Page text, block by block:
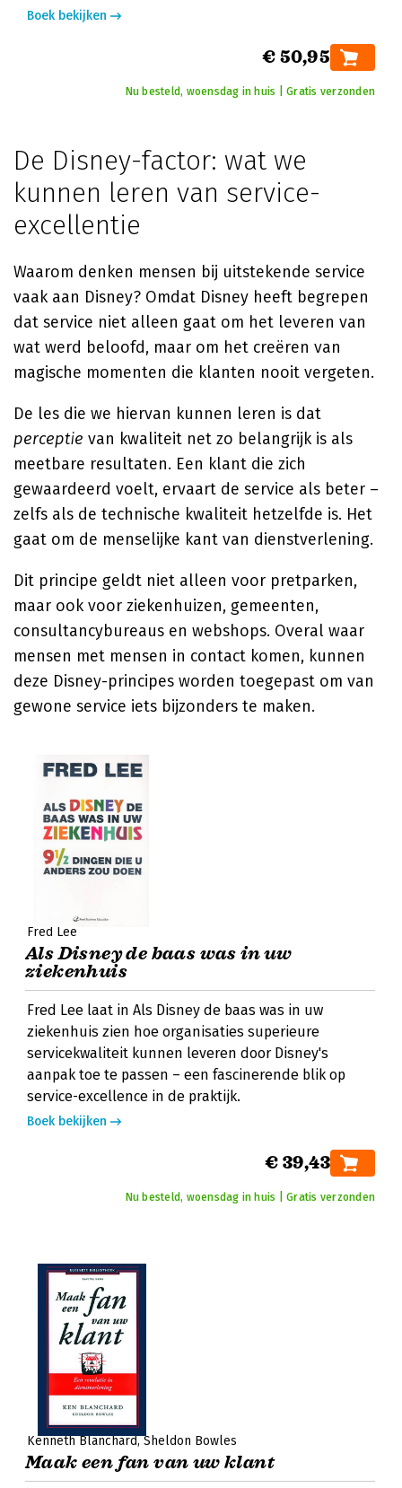
Boek bekijken
€ 50,95
Nu besteld, woensdag in huis | Gratis verzonden
De Disney-factor: wat we
kunnen leren van service-
excellentie
Waarom denken mensen bij uitstekende service
vaak aan Disney? Omdat Disney heeft begrepen
dat service niet alleen gaat om het leveren van
wat werd beloofd, maar om het creëren van
magische momenten die klanten nooit vergeten.
De les die we hiervan kunnen leren is dat
perceptie van kwaliteit net zo belangrijk is als
meetbare resultaten. Een klant die zich
gewaardeerd voelt, ervaart de service als beter –
zelfs als de technische kwaliteit hetzelfde is. Het
gaat om de menselijke kant van dienstverlening.
Dit principe geldt niet alleen voor pretparken,
maar ook voor ziekenhuizen, gemeenten,
consultancybureaus en webshops. Overal waar
mensen met mensen in contact komen, kunnen
deze Disney-principes worden toegepast om van
gewone service iets bijzonders te maken.
Fred Lee
Als Disney de baas was in uw
ziekenhuis
Fred Lee laat in Als Disney de baas was in uw
ziekenhuis zien hoe organisaties superieure
servicekwaliteit kunnen leveren door Disney's
aanpak toe te passen – een fascinerende blik op
service-excellence in de praktijk.
Boek bekijken
€ 39,43
Nu besteld, woensdag in huis | Gratis verzonden
Kenneth Blanchard Sheldon Bowles
Maak een fan van uw klant